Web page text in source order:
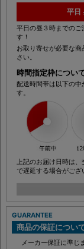
平日
平日の昼３時までのご
す！
お取り寄せが必要な
さい。
時間指定枠につい
配送時間帯は以下の中
す。
上記のお届け日時は
で遅延する場合がござ
GUARANTEE
商品の保証につい
メーカー保証に準じ